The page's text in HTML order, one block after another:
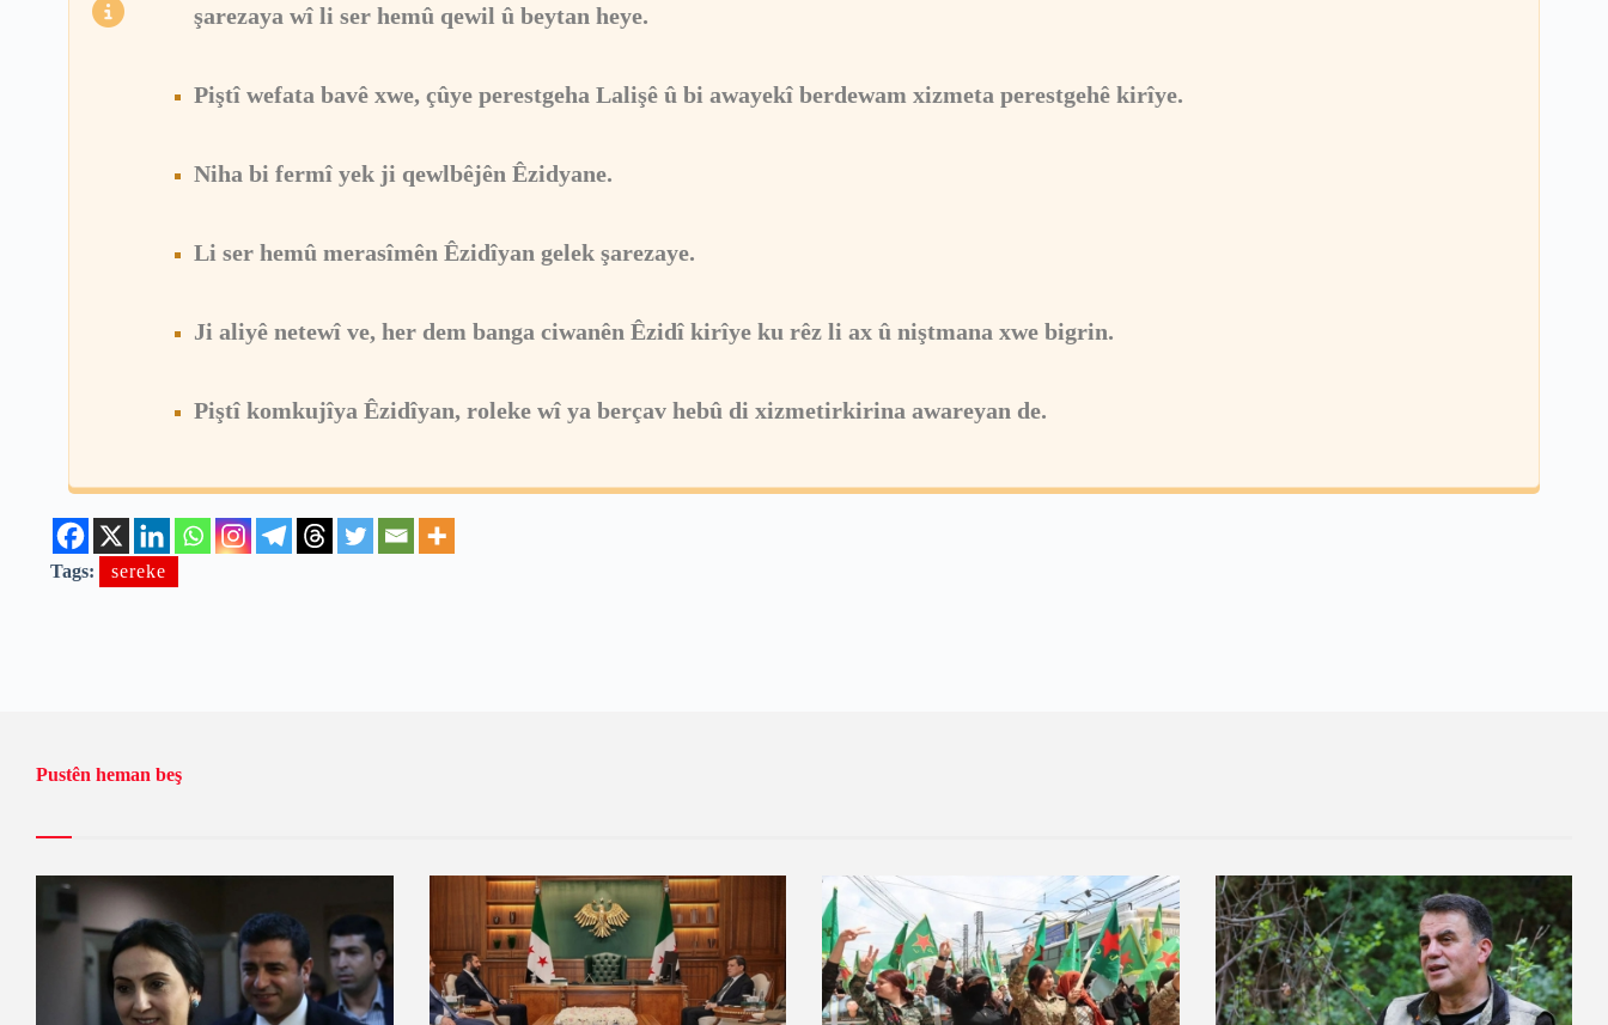
şarezaya wî li ser hemû qewil û beytan heye.
Piştî wefata bavê xwe, çûye perestgeha Lalişê û bi awayekî berdewam xizmeta perestgehê kirîye.
Niha bi fermî yek ji qewlbêjên Êzidyane.
Li ser hemû merasîmên Êzidîyan gelek şarezaye.
Ji aliyê netewî ve, her dem banga ciwanên Êzidî kirîye ku rêz li ax û niştmana xwe bigrin.
Piştî komkujîya Êzidîyan, roleke wî ya berçav hebû di xizmetirkirina awareyan de.
Tags: sereke
Pustên heman beş